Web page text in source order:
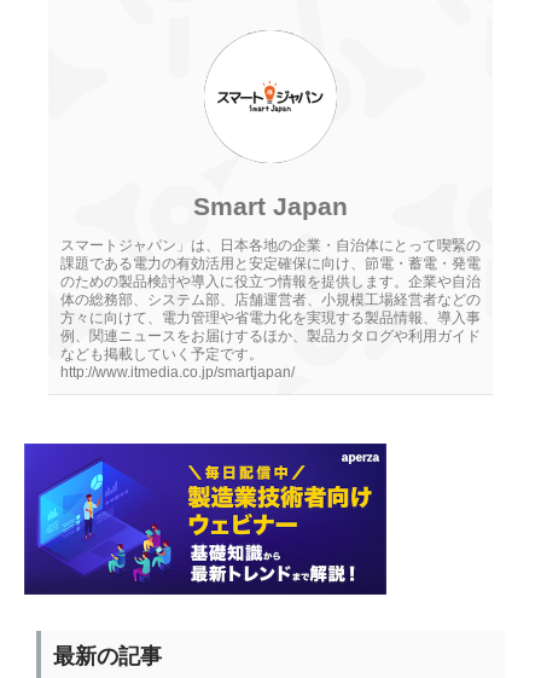
Smart Japan
スマートジャパン」は、日本各地の企業・自治体にとって喫緊の
課題である電力の有効活用と安定確保に向け、節電・蓄電・発電
のための製品検討や導入に役立つ情報を提供します。企業や自治
体の総務部、システム部、店舗運営者、小規模工場経営者などの
方々に向けて、電力管理や省電力化を実現する製品情報、導入事
例、関連ニュースをお届けするほか、製品カタログや利用ガイド
なども掲載していく予定です。
http://www.itmedia.co.jp/smartjapan/
最新の記事